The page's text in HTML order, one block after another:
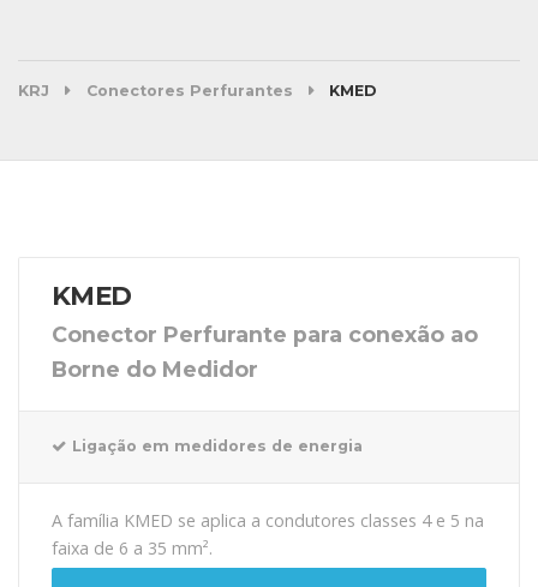
KRJ Conectores Perfurantes KMED
KMED
Conector Perfurante para conexão ao
Borne do Medidor
Ligação em medidores de energia
A família KMED se aplica a condutores classes 4 e 5 na
faixa de 6 a 35 mm².